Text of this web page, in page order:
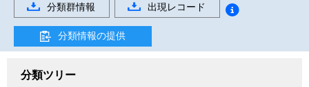
分類群情報
出現レコード
分類情報の提供
分類ツリー